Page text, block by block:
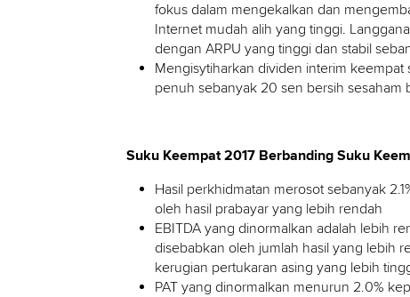
fokus dalam mengekalkan dan
Internet mudah alih yang tinggi.
dengan ARPU yang tinggi dan stabil
Mengisytiharkan dividen interim
penuh sebanyak 20 sen bersih sesaham
Suku Keempat 2017 Berbanding Suku
Hasil perkhidmatan merosot sebanyak
oleh hasil prabayar yang lebih rendah
EBITDA yang dinormalkan adalah lebih
disebabkan oleh jumlah hasil yang lebih
kerugian pertukaran asing yang lebih
PAT yang dinormalkan menurun 2.0%